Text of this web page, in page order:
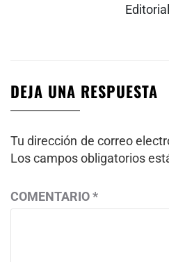
DEJA UNA RESPUESTA
Tu dirección de correo
Los campos obligatorios
COMENTARIO*